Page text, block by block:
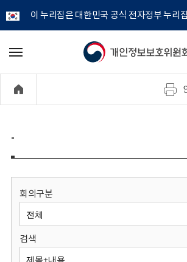
이 누리집은 대한민국 공식 전자정부 누리
개
정
보
원
메
기
-
회의구분
검색